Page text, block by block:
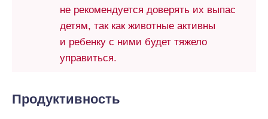
не рекомендуется доверять их выпас
детям, так как животные активны
и ребенку с ними будет тяжело
управиться.
Продуктивность